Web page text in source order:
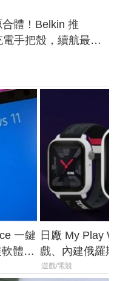
體！Belkin 推
手把殼，續航最高
一鍵
體與
日廠 My Play
戲、內建俄羅
過竟然不能連
遊戲/電競